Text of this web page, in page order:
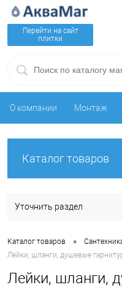
Перейти на сайт
плитки
О компании Монтаж
Каталог товаров
Уточнить раздел
Каталог товаров •
Лейки, шланги, душевые
Лейки, шланги,